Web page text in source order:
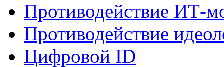
Противодействие ИТ-
Противодействие
Цифровой ID